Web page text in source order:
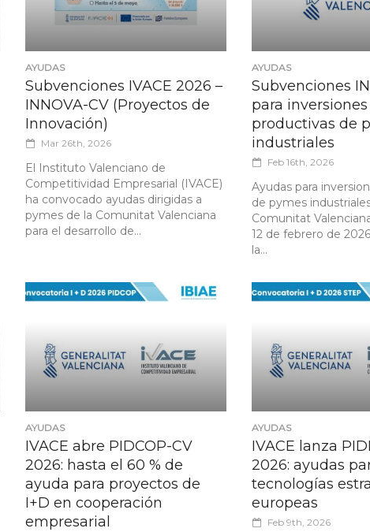
AYUDAS
Subvenciones IVACE 2026 –
INNOVA-CV (Proyectos de
Innovación)
Mar 26th, 2026
El Instituto Valenciano de
Competitividad Empresarial (IVACE)
ha convocado ayudas dirigidas a
pymes de la Comunitat Valenciana
para el desarrollo de...
AYUDAS
Subvenciones
para inversiones
productivas de
industriales
Feb 16th, 2026
Ayudas para
de pymes
Comunitat
12 de febrero de
la...
AYUDAS
IVACE abre PIDCOP-CV
2026: hasta el 60 % de
ayuda para proyectos de
I+D en cooperación
empresarial
AYUDAS
IVACE lanza
2026: ayudas
tecnologías
europeas
Feb 9th, 2026